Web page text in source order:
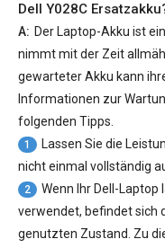
Dell Y028C Ersatzakku
A: Der Laptop-Akku ist
nimmt mit der Zeit
gewarteter Akku kann
Informationen zur
folgenden Tipps.
1
Lassen Sie die
nicht einmal vollständig
2
Wenn Ihr Dell-Laptop
verwendet, befindet sich
genutzten Zustand. Zu